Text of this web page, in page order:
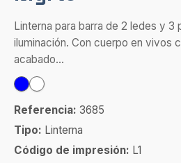
Linterna para barra de 2 ledes y 3
iluminación. Con cuerpo en vivos
acabado...
Referencia: 3685
Tipo: Linterna
Código de impresión: L1